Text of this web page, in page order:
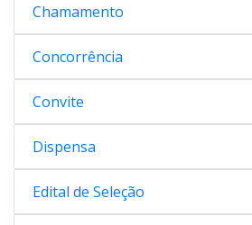
Chamamento
Concorrência
Convite
Dispensa
Edital de Seleção